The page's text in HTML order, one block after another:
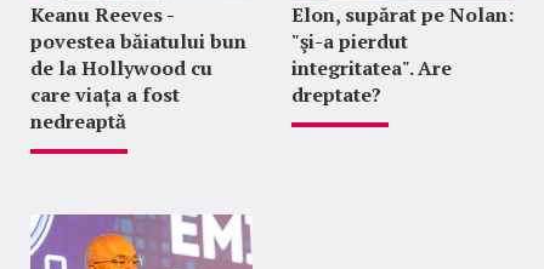
Keanu Reeves -
povestea băiatului bun
de la Hollywood cu
care viața a fost
nedreaptă
Elon, supărat pe Nolan:
"şi-a pierdut
integritatea". Are
dreptate?